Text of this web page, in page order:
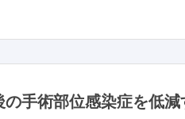
手術部位感染症を低